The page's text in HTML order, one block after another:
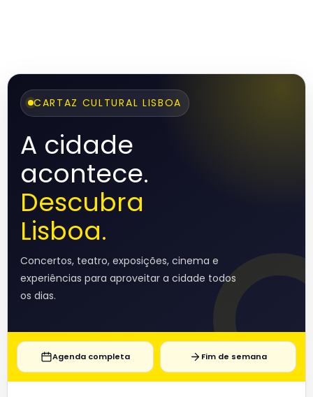
CARTAZ CULTURAL LISBOA
A cidade
acontece.
Descubra
Lisboa.
Concertos, teatro, exposições, cinema e
experiências para aproveitar a cidade todos
os dias.
Agenda completa Fim de semana